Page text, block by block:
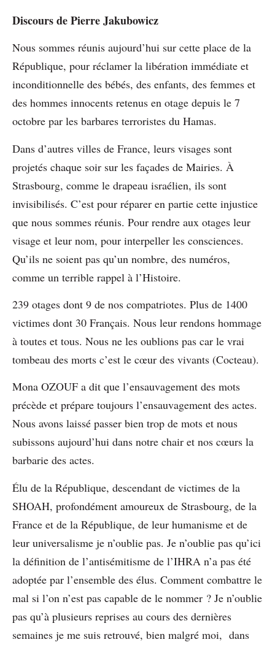
Discours de Pierre Jakubowicz
Nous sommes réunis aujourd’hui sur cette place de la
République, pour réclamer la libération immédiate et
inconditionnelle des bébés, des enfants, des femmes et
des hommes innocents retenus en otage depuis le 7
octobre par les barbares terroristes du Hamas.
Dans d’autres villes de France, leurs visages sont
projetés chaque soir sur les façades de Mairies. À
Strasbourg, comme le drapeau israélien, ils sont
invisibilisés. C’est pour réparer en partie cette injustice
que nous sommes réunis. Pour rendre aux otages leur
visage et leur nom, pour interpeller les consciences.
Qu’ils ne soient pas qu’un nombre, des numéros,
comme un terrible rappel à l’Histoire.
239 otages dont 9 de nos compatriotes. Plus de 1400
victimes dont 30 Français. Nous leur rendons hommage
à toutes et tous. Nous ne les oublions pas car le vrai
tombeau des morts c’est le cœur des vivants (Cocteau).
Mona OZOUF a dit que l’ensauvagement des mots
précède et prépare toujours l’ensauvagement des actes.
Nous avons laissé passer bien trop de mots et nous
subissons aujourd’hui dans notre chair et nos cœurs la
barbarie des actes.
Élu de la République, descendant de victimes de la
SHOAH, profondément amoureux de Strasbourg, de la
France et de la République, de leur humanisme et de
leur universalisme je n’oublie pas. Je n’oublie pas qu’ici
la définition de l’antisémitisme de l’IHRA n’a pas été
adoptée par l’ensemble des élus. Comment combattre le
mal si l’on n’est pas capable de le nommer ? Je n’oublie
pas qu’à plusieurs reprises au cours des dernières
semaines je me suis retrouvé, bien malgré moi, dans